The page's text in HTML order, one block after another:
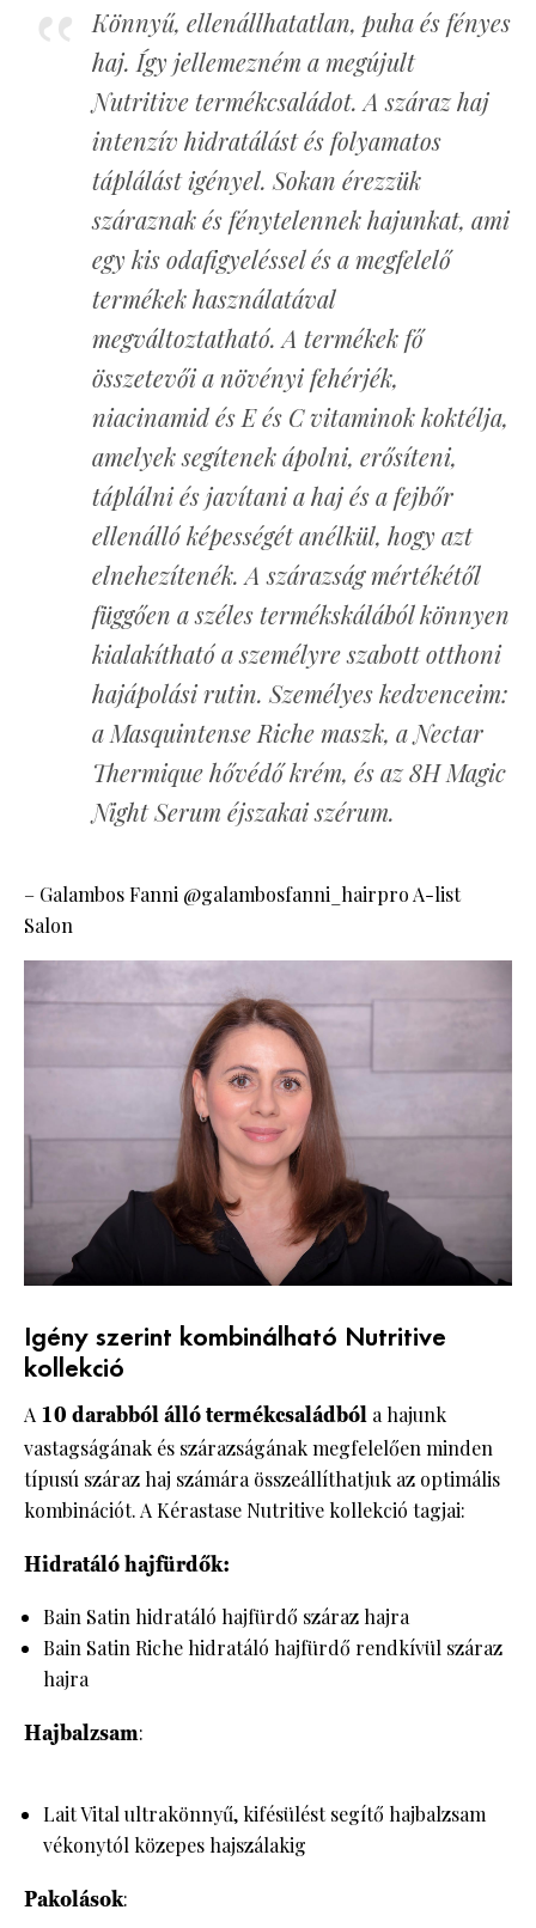
Könnyű, ellenállhatatlan, puha és fényes
haj. Így jellemezném a megújult
Nutritive termékcsaládot. A száraz haj
intenzív hidratálást és folyamatos
táplálást igényel. Sokan érezzük
száraznak és fénytelennek hajunkat, ami
egy kis odafigyeléssel és a megfelelő
termékek használatával
megváltoztatható. A termékek fő
összetevői a növényi fehérjék,
niacinamid és E és C vitaminok koktélja,
amelyek segítenek ápolni, erősíteni,
táplálni és javítani a haj és a fejbőr
ellenálló képességét anélkül, hogy azt
elnehezítenék. A szárazság mértékétől
függően a széles termékskálából könnyen
kialakítható a személyre szabott otthoni
hajápolási rutin. Személyes kedvenceim:
a Masquintense Riche maszk, a Nectar
Thermique hővédő krém, és az 8H Magic
Night Serum éjszakai szérum.
– Galambos Fanni @galambosfanni_hairpro A-list
Salon
Igény szerint kombinálható Nutritive
kollekció
A 10 darabból álló termékcsaládból a hajunk
vastagságának és szárazságának megfelelően minden
típusú száraz haj számára összeállíthatjuk az optimális
kombinációt. A Kérastase Nutritive kollekció tagjai:
Hidratáló hajfürdők:
Bain Satin hidratáló hajfürdő száraz hajra
Bain Satin Riche hidratáló hajfürdő rendkívül száraz
hajra
Hajbalzsam:
Lait Vital ultrakönnyű, kifésülést segítő hajbalzsam
vékonytól közepes hajszálakig
Pakolások: